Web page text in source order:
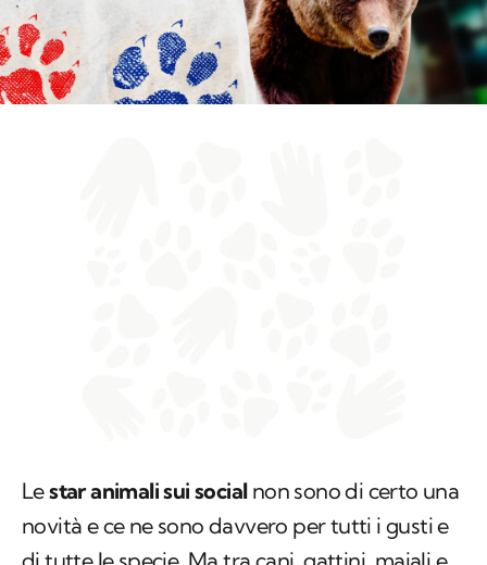
Lestar animali sui socialnon sono di certo una
novità e ce ne sono davvero per tutti i gusti e